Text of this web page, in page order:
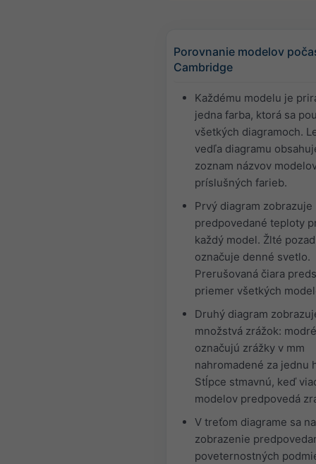
Porovnanie modelov
Cambridge
Každému modelu je
jedna farba, ktorá sa
všetkých diagramoch.
vedľa diagramu
zoznam názvov
príslušných farieb.
Prvý diagram zobrazuje
predpovedané teploty
každý model. Žlté
označuje denné svetlo.
Prerušovaná čiara
priemer všetkých
Druhý diagram
množstvá zrážok:
označujú zrážky v mm
nahromadené za jednu
Stĺpce stmavnú, keď
modelov predpovedá
V treťom diagrame sa na
zobrazenie
poveternostných